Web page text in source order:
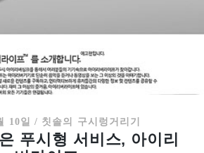
10일 / 칫솔의 구시렁거리기
푸시형 서비스, 아이리